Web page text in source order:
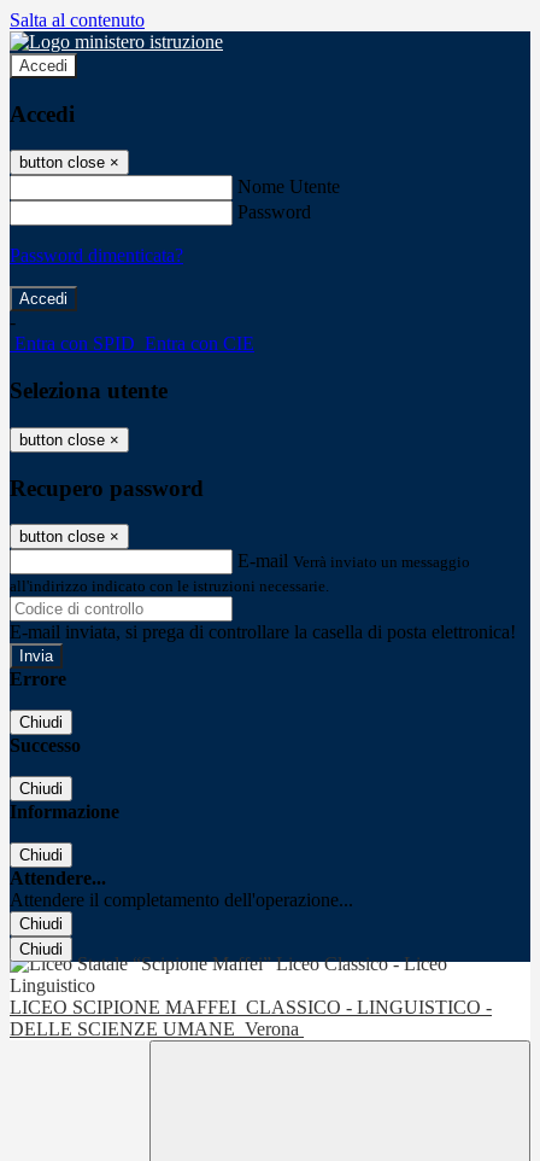
Salta al contenuto
Accedi
Accedi
button close ×
Nome Utente
Password
Password dimenticata?
-
Entra con SPID Entra con CIE
Seleziona utente
button close ×
Recupero password
button close ×
E-mail Verrà inviato un messaggio
all'indirizzo indicato con le istruzioni necessarie.
E-mail inviata, si prega di controllare la casella di posta elettronica!
Errore
Chiudi
Successo
Chiudi
Informazione
Chiudi
Attendere...
Attendere il completamento dell'operazione...
Chiudi
Chiudi
LICEO SCIPIONE MAFFEI CLASSICO - LINGUISTICO -
DELLE SCIENZE UMANE Verona